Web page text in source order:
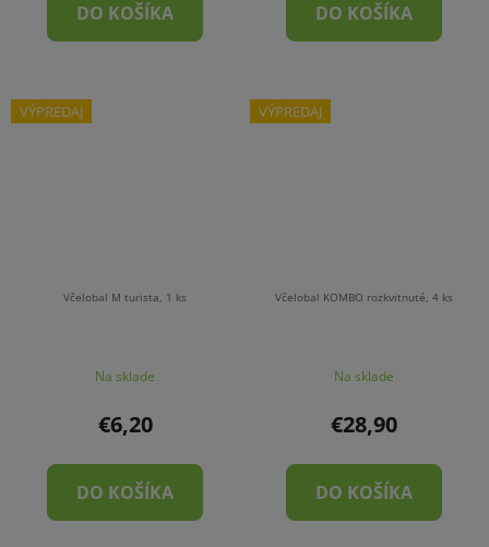
DO KOŠÍKA DO KOŠÍKA
VÝPREDAJ
Včelobal M turista, 1 ks
Na sklade
€6,20
DO KOŠÍKA
VÝPREDAJ
Včelobal KOMBO rozkvitnuté, 4 ks
Na sklade
€28,90
DO KOŠÍKA